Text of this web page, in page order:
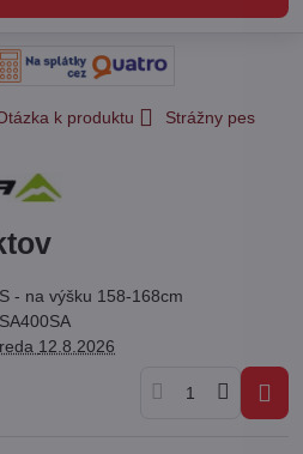
k produktu
Strážny pes
S - na výšku 158-168cm
12.8.2026